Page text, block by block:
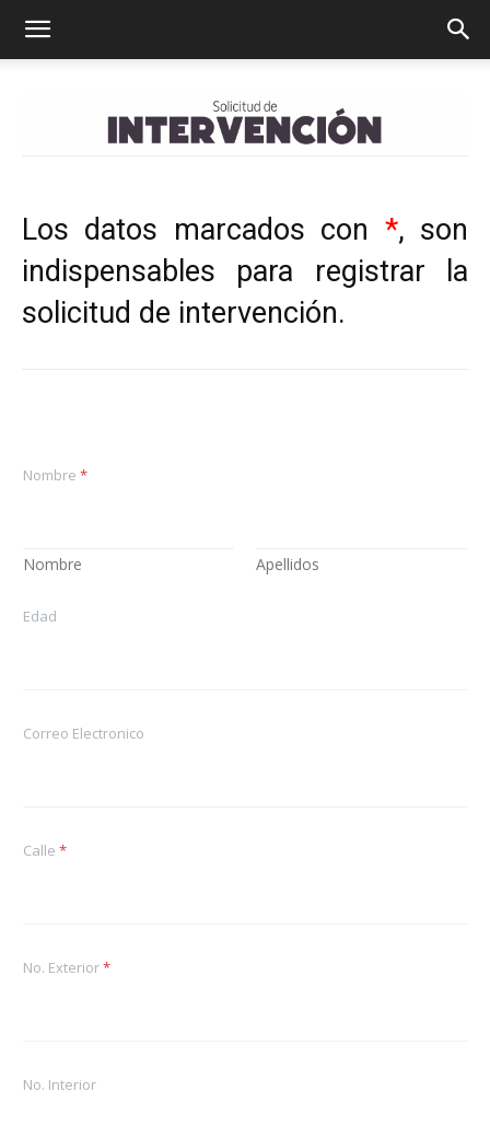
Los datos marcados con *, son
indispensables para registrar la
solicitud de intervención.
Nombre *
Nombre Apellidos
Edad
Correo Electronico
Calle *
l
n
No. Exterior*
No. Interior